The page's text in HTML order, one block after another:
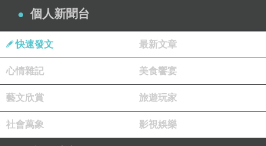
個人新聞台
快速發文 最新文章
心情雜記 美食饗宴
藝文欣賞 旅遊玩家
社會萬象 影視娛樂